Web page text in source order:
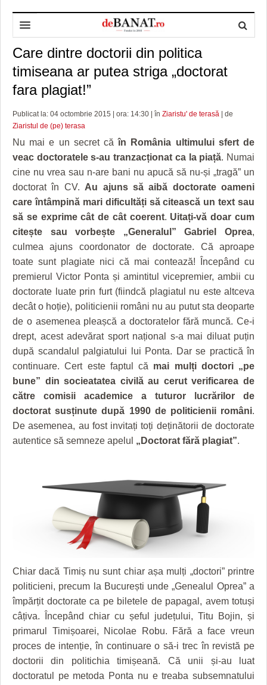
HOME
DESPRE NOI
REDACȚIA DEBANAT
POLITICA DE COOKIES
POLITICA DE CONFIDENȚIALITATE
ADMINISTRAȚIE
PRIMĂRIA TIMIŞOARA
CONSILIUL JUDEŢEAN TIMIŞ
PREFECTURA TIMIŞ
POLITICĂ
POLITICA
SPORT
POLI TIMISOARA
FOTBAL JUDETEAN
ALTE SPORTURI
OPINII
DOSARELE DEBANAT
ETICA LUCIDITĂȚII ASISTATE
JURNAL DE CAMPANIE
ZÂMBETE AMARE
GRĂDINA TAICII DOMNULUI
ZIARISTU’ DE TERASĂ
CU OIŞTEA-N KIERKEGAARD
FINANŢĂRI DE LA A LA Z
PE SURSE
TIMP LIBER ȘI CULTURĂ
TIMP LIBER
ULTRAMARIN VA RECOMANDA
CULTURA
CRONICĂ DE FILM
UNDE MERGEM
FILME DOCUMENTARE
JOCURI ONLINE
ECONOMIC
AFACERI
SĂNĂTATE
MAI MULTE
ACCIDENTE
ANUNŢURI
INFO SI UTILE
INVATAMANT
JUSTITIE
FILME DOCUMENTARE
CLIPURI VIDEO
DIVERSE
FARMACII DIN TIMIŞOARA
HARTA TIMIŞOAREI
PRIMĂRIILE DIN TIMIŞ
SFATUL MEDICULUI
SFATURI JURIDICE
Care dintre doctorii din politica
timiseana ar putea striga „doctorat
fara plagiat!”
Publicat la: 04 octombrie 2015 | ora: 14:30 | în Ziaristu' de terasă | de
Ziaristul de (pe) terasa
Nu mai e un secret căîn România ultimului sfert de
veac doctoratele s-au tranzacționat ca la piață. Numai
cine nu vrea sau n-are bani nu apucă să nu-și „tragă” un
doctorat în CV. Au ajuns să aibă doctorate oameni
care întâmpină mari dificultăți să citească un text sau
să se exprime cât de cât coerent. Uitați-vă doar cum
citește sau vorbește „Generalul” Gabriel Oprea,
culmea ajuns coordonator de doctorate. Că aproape
toate sunt plagiate nici că mai contează! Începând cu
premierul Victor Ponta și amintitul vicepremier, ambii cu
doctorate luate prin furt (fiindcă plagiatul nu este altceva
decât o hoție), politicienii români nu au putut sta deoparte
de o asemenea pleașcă a doctoratelor fără muncă. Ce-i
drept, acest adevărat sport național s-a mai diluat puțin
după scandalul palgiatului lui Ponta. Dar se practică în
continuare. Cert este faptul că mai mulți doctori „pe
bune” din socieatatea civilă au cerut verificarea de
către comisii academice a tuturor lucrărilor de
doctorat susținute după 1990 de politicienii români.
De asemenea, au fost invitați toți deținătorii de doctorate
autentice să semneze apelul „Doctorat fără plagiat”.
Chiar dacă Timiș nu sunt chiar așa mulți „doctori” printre
politicieni, precum la București unde „Genealul Oprea” a
împărțit doctorate ca pe biletele de papagal, avem totuși
câțiva. Începând chiar cu șeful județului, Titu Bojin, și
primarul Timișoarei, Nicolae Robu. Fără a face vreun
proces de intenție, în continuare o să-i trec în revistă pe
doctorii din politichia timișeană. Că unii și-au luat
doctoratul pe metoda Ponta nu e treaba subsemnatului